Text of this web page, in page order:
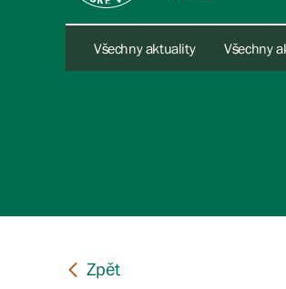
Všechny aktuality Všechny